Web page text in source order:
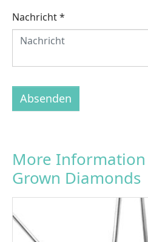
Nachricht*
Absenden
More
Grown Diamonds